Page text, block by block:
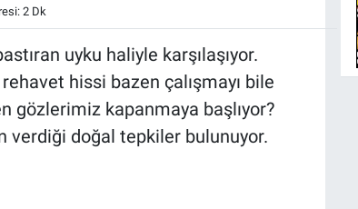
2 Dk
uyku haliyle karşılaşıyor.
hissi bazen çalışmayı bile
gözlerimiz kapanmaya başlıyor?
verdiği doğal tepkiler bulunuyor.